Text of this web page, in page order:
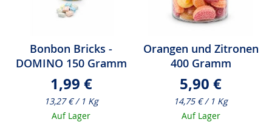
Bonbon Bricks -
DOMINO 150 Gramm
1,99 €
13,27 € / 1 Kg
Auf Lager
Orangen und Zitronen
400 Gramm
5,90 €
14,75 € / 1 Kg
Auf Lager